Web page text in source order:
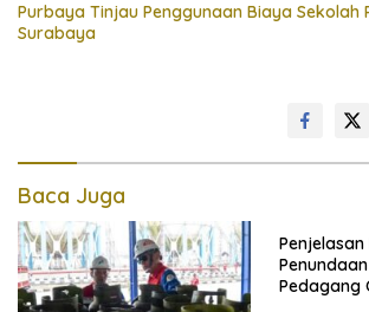
Purbaya Tinjau Penggunaan Biaya Sekolah
Surabaya
Baca Juga
Pedagang